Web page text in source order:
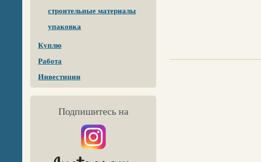
строительные материалы
упаковка
Куплю
Работа
Инвестиции
Подпишитесь на